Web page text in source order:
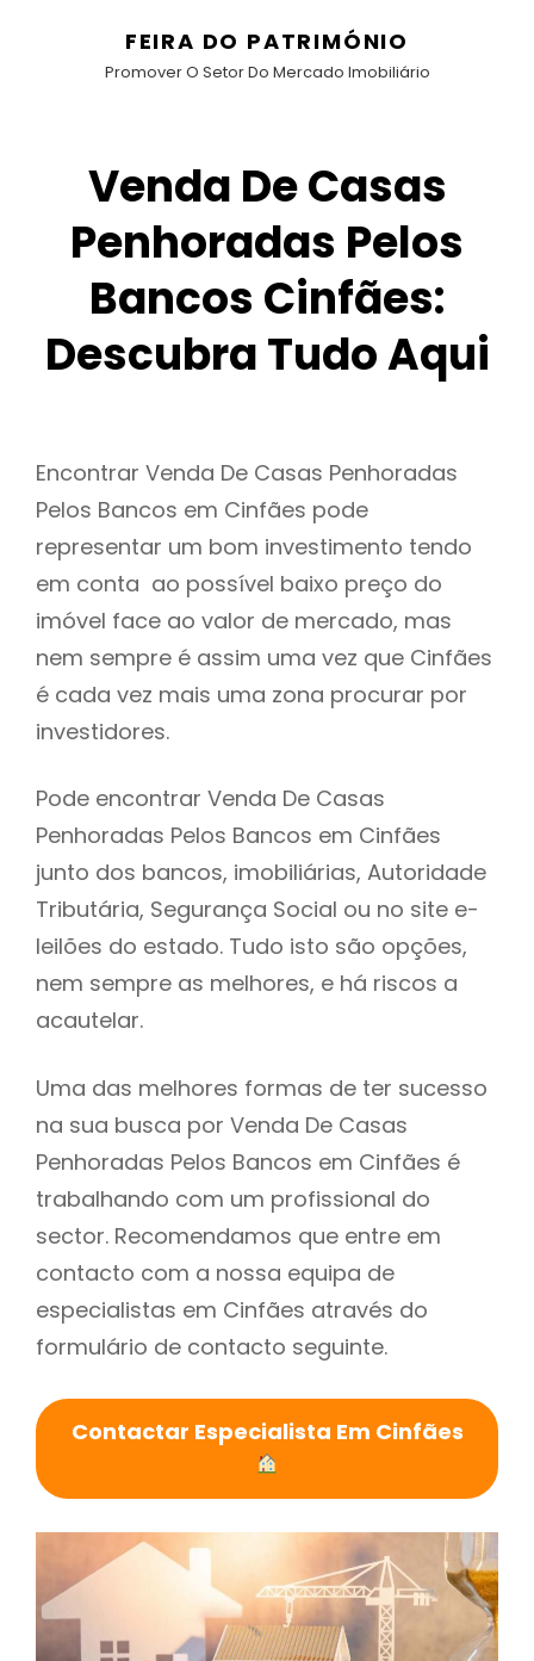
FEIRA DO PATRIMÓNIO
Promover O Setor Do Mercado Imobiliário
Venda De Casas
Penhoradas Pelos
Bancos Cinfães:
Descubra Tudo Aqui
Encontrar Venda De Casas Penhoradas
Pelos Bancos em Cinfães pode
representar um bom investimento tendo
em conta ao possível baixo preço do
imóvel face ao valor de mercado, mas
nem sempre é assim uma vez que Cinfães
é cada vez mais uma zona procurar por
investidores.
Pode encontrar Venda De Casas
Penhoradas Pelos Bancos em Cinfães
junto dos bancos, imobiliárias, Autoridade
Tributária, Segurança Social ou no site e-
leilões do estado. Tudo isto são opções,
nem sempre as melhores, e há riscos a
acautelar.
Uma das melhores formas de ter sucesso
na sua busca por Venda De Casas
Penhoradas Pelos Bancos em Cinfães é
trabalhando com um profissional do
sector. Recomendamos que entre em
contacto com a nossa equipa de
especialistas em Cinfães através do
formulário de contacto seguinte.
Contactar Especialista Em Cinfães